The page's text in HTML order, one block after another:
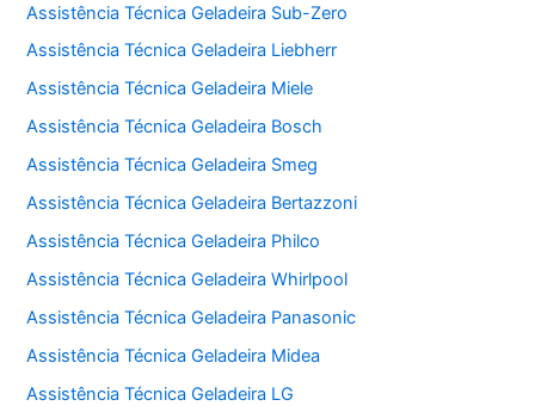
Assistência Técnica Geladeira Sub-Zero
Assistência Técnica Geladeira Liebherr
Assistência Técnica Geladeira Miele
Assistência Técnica Geladeira Bosch
Assistência Técnica Geladeira Smeg
Assistência Técnica Geladeira Bertazzoni
Assistência Técnica Geladeira Philco
Assistência Técnica Geladeira Whirlpool
Assistência Técnica Geladeira Panasonic
Assistência Técnica Geladeira Midea
Assistência Técnica Geladeira LG